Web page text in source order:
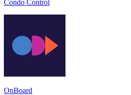
Condo Control
OnBoard